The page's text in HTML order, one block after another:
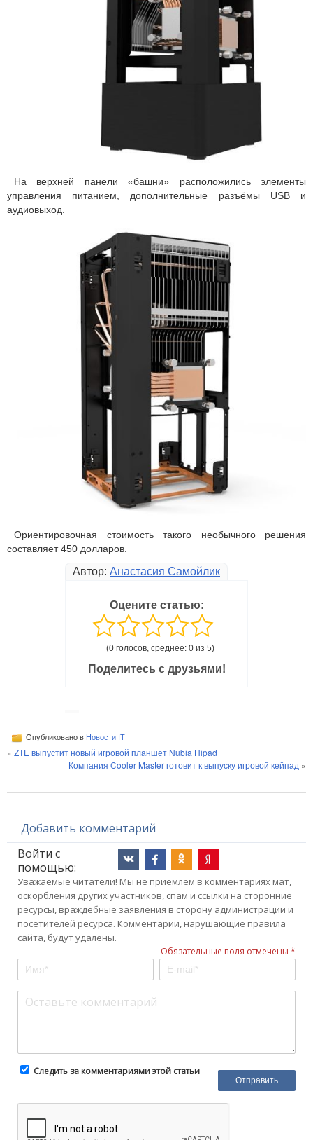
На верхней панели «башни» расположились элементы
управления питанием, дополнительные разъёмы USB и
аудиовыход.
Ориентировочная стоимость такого необычного решения
составляет 450 долларов.
Автор: Анастасия Самойлик
Оцените статью:
(0 голосов, среднее: 0 из 5)
Поделитесь с друзьями!
Опубликовано в Новости IT
« ZTE выпустит новый игровой планшет Nubia Hipad
Компания Cooler Master готовит к выпуску игровой кейпад »
Добавить комментарий
Войти с
помощью:
Уважаемые читатели! Мы не приемлем в комментариях мат,
оскорбления других участников, спам и ссылки на сторонние
ресурсы, враждебные заявления в сторону администрации и
посетителей ресурса. Комментарии, нарушающие правила
сайта, будут удалены.
Обязательные поля отмечены *
Следить за комментариями этой статьи